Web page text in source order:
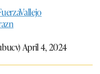
April 4, 2024